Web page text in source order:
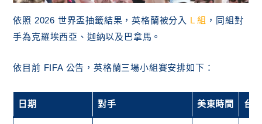
依照 2026 世界盃抽籤結果，英格蘭被分入 L 組 ，同組對
手為克羅埃西亞、迦納以及巴拿馬。
依目前 FIFA 公告，英格蘭三場小組賽安排如下：
日期 對手 美東時間 台